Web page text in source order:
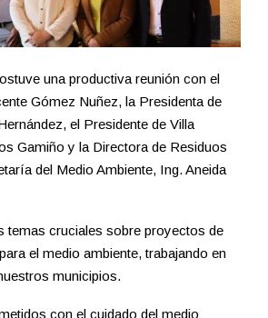
una productiva reunión con el
Gómez Nuñez, la Presidenta de
el Presidente de Villa
Gamiño y la Directora de Residuos
del Medio Ambiente, Ing. Aneida
temas cruciales sobre proyectos de
el medio ambiente, trabajando en
municipios.
con el cuidado del medio